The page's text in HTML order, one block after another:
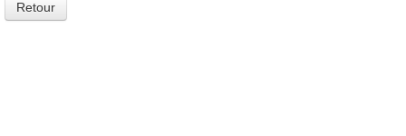
Retour